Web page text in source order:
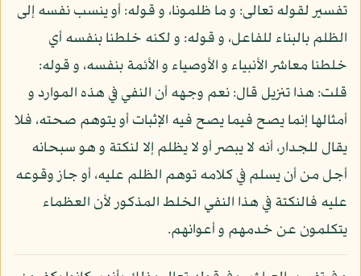
تفسير لقوله تعالى: و ما ظلمونا، و قوله: أو ينسب نفسه إلى
الظلم بالبناء للفاعل، و قوله: و لكنه خلطنا بنفسه أي
خلطنا معاشر الأنبياء و الأوصياء و الأئمة بنفسه، و قوله:
قلت: هذا تنزيل قال: نعم وجهه أن النفي في هذه الموارد و
أمثالها إنما يصح فيما يصح فيه الإثبات أو يتوهم صحته، فلا
يقال للجدار، أنه لا يبصر أو لا يظلم إلا لنكتة و هو سبحانه
أجل من أن يسلم في كلامه توهم الظلم عليه، أو جاز وقوعه
عليه فالنكتة في هذا النفي الخلط المذكور لأن العظماء
يتكلمون عن خدمهم و أعوانهم.